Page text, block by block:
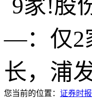
您当前的位置： 证券时报